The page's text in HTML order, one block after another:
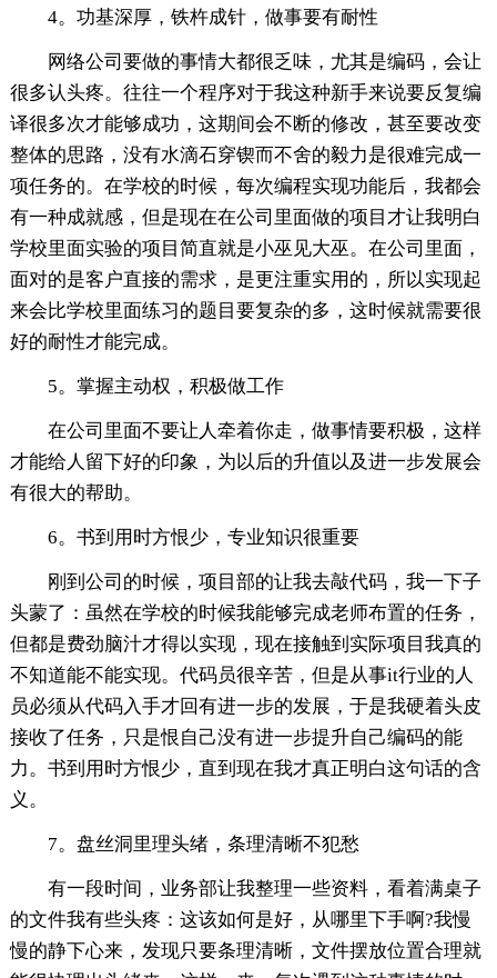
4。功基深厚，铁杵成针，做事要有耐性
网络公司要做的事情大都很乏味，尤其是编码，会让
很多认头疼。往往一个程序对于我这种新手来说要反复编
译很多次才能够成功，这期间会不断的修改，甚至要改变
整体的思路，没有水滴石穿锲而不舍的毅力是很难完成一
项任务的。在学校的时候，每次编程实现功能后，我都会
有一种成就感，但是现在在公司里面做的项目才让我明白
学校里面实验的项目简直就是小巫见大巫。在公司里面，
面对的是客户直接的需求，是更注重实用的，所以实现起
来会比学校里面练习的题目要复杂的多，这时候就需要很
好的耐性才能完成。
5。掌握主动权，积极做工作
在公司里面不要让人牵着你走，做事情要积极，这样
才能给人留下好的印象，为以后的升值以及进一步发展会
有很大的帮助。
6。书到用时方恨少，专业知识很重要
刚到公司的时候，项目部的让我去敲代码，我一下子
头蒙了：虽然在学校的时候我能够完成老师布置的任务，
但都是费劲脑汁才得以实现，现在接触到实际项目我真的
不知道能不能实现。代码员很辛苦，但是从事it行业的人
员必须从代码入手才回有进一步的发展，于是我硬着头皮
接收了任务，只是恨自己没有进一步提升自己编码的能
力。书到用时方恨少，直到现在我才真正明白这句话的含
义。
7。盘丝洞里理头绪，条理清晰不犯愁
有一段时间，业务部让我整理一些资料，看着满桌子
的文件我有些头疼：这该如何是好，从哪里下手啊?我慢
慢的静下心来，发现只要条理清晰，文件摆放位置合理就